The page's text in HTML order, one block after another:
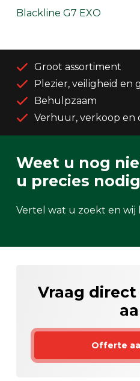
Blackline G7 EXO
Groot assortiment
Plezier, veiligheid en
Behulpzaam
Verhuur, verkoop en
Weet u nog
u precies
Vertel wat u zoekt en wij
Vraag direct
Offerte